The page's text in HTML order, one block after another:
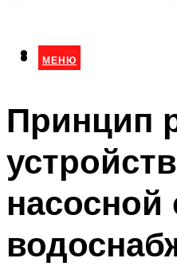
МЕНЮ
МЕНЮ
Принцип
насосной